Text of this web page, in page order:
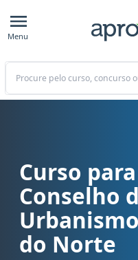
Menu
Buscar
Curso para concurso CAU
Curso
Conselho
do Norte